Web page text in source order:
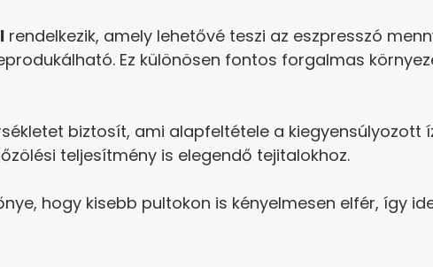
rendelkezik, amely lehetővé teszi az eszpresszó
Ez különösen fontos forgalmas
biztosít, ami alapfeltétele a kiegyensúlyozott
teljesítmény is elegendő tejitalokhoz.
hogy kisebb pultokon is kényelmesen elfér, így